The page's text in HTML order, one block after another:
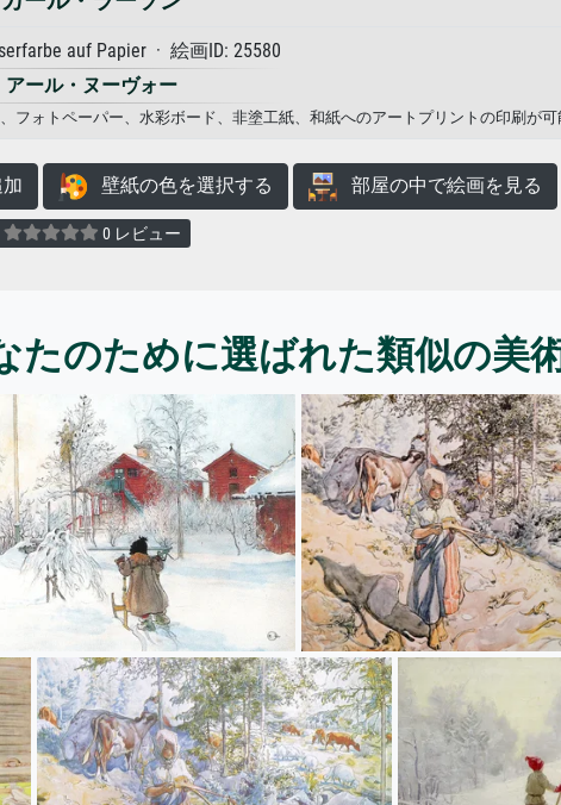
auf Papier · 絵画ID: 25580
アール・ヌーヴォー
フォトペーパー、水彩ボード、非塗工紙、和紙へのアートプリントの印刷が可
壁紙の色を選択する 部屋の中で絵画を見る
0 レビュー
たのために選ばれた類似の美